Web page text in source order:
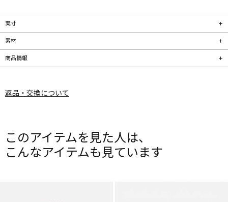
実寸
素材
商品情報
返品・交換について
このアイテムを見た人は、
こんなアイテムも見ています